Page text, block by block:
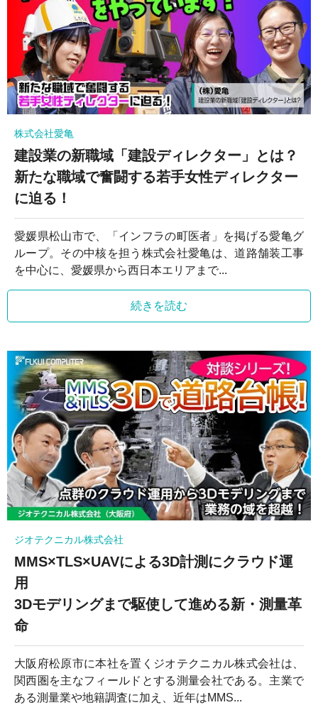
株式会社愛亀
建設業の新職域「建設ディレクター」とは？
新たな職域で奮闘する若手女性ディレクター
に迫る！
愛媛県松山市で、「インフラの町医者」を掲げる愛亀グ
ループ。その中核を担う株式会社愛亀は、道路舗装工事
を中心に、愛媛県から西日本エリアまで...
続きを読む
ジオテクニカル株式会社
MMS×TLS×UAVによる3D計測にクラウド運
用
3Dモデリングまで駆使して進める新・測量革
命
大阪府松原市に本社を置くジオテクニカル株式会社は、
関西圏を主なフィールドとする測量会社である。主業で
ある測量業や地籍調査に加え、近年はMMS...